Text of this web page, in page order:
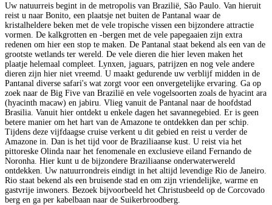
Uw natuurreis begint in de metropolis van Brazilië, São Paulo. Van hieruit
reist u naar Bonito, een plaatsje net buiten de Pantanal waar de
kristalheldere beken met de vele tropische vissen een bijzondere attractie
vormen. De kalkgrotten en -bergen met de vele papegaaien zijn extra
redenen om hier een stop te maken. De Pantanal staat bekend als een van de
grootste wetlands ter wereld. De vele dieren die hier leven maken het
plaatje helemaal compleet. Lynxen, jaguars, patrijzen en nog vele andere
dieren zijn hier niet vreemd. U maakt gedurende uw verblijf midden in de
Pantanal diverse safari's wat zorgt voor een onvergetelijke ervaring. Ga op
zoek naar de Big Five van Brazilië en vele vogelsoorten zoals de hyacint ara
(hyacinth macaw) en jabiru. Vlieg vanuit de Pantanal naar de hoofdstad
Brasilia. Vanuit hier ontdekt u enkele dagen het savannegebied. Er is geen
betere manier om het hart van de Amazone te ontdekken dan per schip.
Tijdens deze vijfdaagse cruise verkent u dit gebied en reist u verder de
Amazone in. Dan is het tijd voor de Braziliaanse kust. U reist via het
pittoreske Olinda naar het fenomenale en exclusieve eiland Fernando de
Noronha. Hier kunt u de bijzondere Braziliaanse onderwaterwereld
ontdekken. Uw natuurrondreis eindigt in het altijd levendige Rio de Janeiro.
Rio staat bekend als een bruisende stad en om zijn vriendelijke, warme en
gastvrije inwoners. Bezoek bijvoorbeeld het Christusbeeld op de Corcovado
berg en ga per kabelbaan naar de Suikerbroodberg.